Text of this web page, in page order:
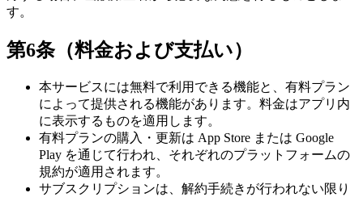
す。
第6条（料金および支払い）
本サービスには無料で利用できる機能と、有料プラン
によって提供される機能があります。料金はアプリ内
に表示するものを適用します。
有料プランの購入・更新は App Store または Google
Play を通じて行われ、それぞれのプラットフォームの
規約が適用されます。
サブスクリプションは、解約手続きが行われない限り